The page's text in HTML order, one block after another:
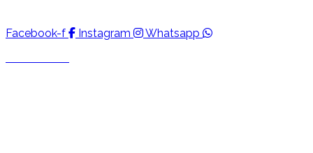
Facebook-f Instagram
Whatsapp